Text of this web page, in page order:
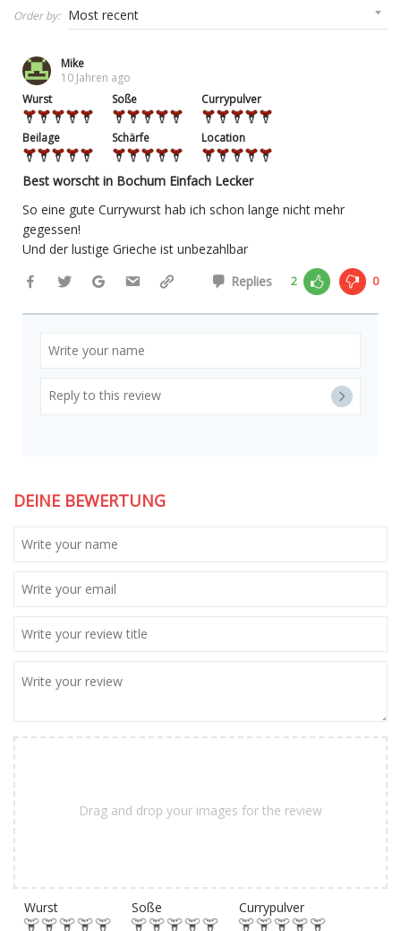
Order by:
Mike
10 Jahren ago
Wurst
Soße Currypulver
Beilage Schärfe Location
Best worscht in Bochum Einfach Lecker
So eine gute Currywurst hab ich schon lange nicht mehr
gegessen!
Und der lustige Grieche ist unbezahlbar
Replies
2 0
DEINE BEWERTUNG
Drag and drop your images for the review
Wurst Soße Currypulver